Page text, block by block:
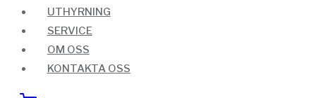
UTHYRNING
SERVICE
OM OSS
KONTAKTA OSS